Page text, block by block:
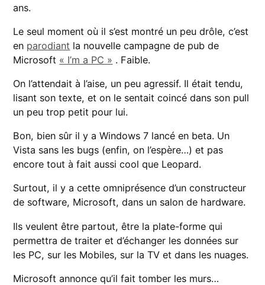
ans.
Le seul moment où il s’est montré un peu drôle, c’est
en parodiant la nouvelle campagne de pub de
Microsoft « I’m a PC » . Faible.
On l’attendait à l’aise, un peu agressif. Il était tendu,
lisant son texte, et on le sentait coincé dans son pull
un peu trop petit pour lui.
Bon, bien sûr il y a Windows 7 lancé en beta. Un
Vista sans les bugs (enfin, on l’espère…) et pas
encore tout à fait aussi cool que Leopard.
Surtout, il y a cette omniprésence d’un constructeur
de software, Microsoft, dans un salon de hardware.
Ils veulent être partout, être la plate-forme qui
permettra de traiter et d’échanger les données sur
les PC, sur les Mobiles, sur la TV et dans les nuages.
Microsoft annonce qu’il fait tomber les murs…